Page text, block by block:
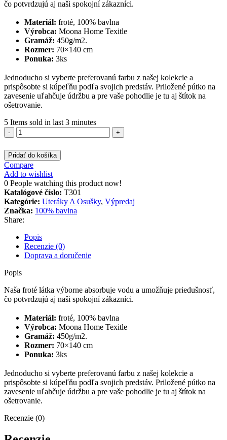
€26.90.€16.90.
čo potvrdzujú aj naši spokojní zákazníci.
Materiál: froté, 100% bavlna
Výrobca: Moona Home Texitle
Gramáž: 450g/m2.
Rozmer: 70×140 cm
Ponuka: 3ks
Jednoducho si vyberte preferovanú farbu z našej kolekcie a
prispôsobte si kúpeľňu podľa svojich predstáv. Priložené pútko na
zavesenie uľahčuje údržbu a pre vaše pohodlie je tu aj štítok na
ošetrovanie.
5 Items sold in last 3 minutes
množstvo
Froté
Osuška
3ks
Ponuka
70x140cm
T301
Pridať do košíka
Compare
Add to wishlist
0 People watching this product now!
Katalógové číslo: T301
Kategórie: Uteráky A Osušky, Výpredaj
Značka: 100% bavlna
Share:
Popis
Recenzie (0)
Doprava a doručenie
Popis
Naša froté látka výborne absorbuje vodu a umožňuje priedušnosť,
čo potvrdzujú aj naši spokojní zákazníci.
Materiál: froté, 100% bavlna
Výrobca: Moona Home Texitle
Gramáž: 450g/m2.
Rozmer: 70×140 cm
Ponuka: 3ks
Jednoducho si vyberte preferovanú farbu z našej kolekcie a
prispôsobte si kúpeľňu podľa svojich predstáv. Priložené pútko na
zavesenie uľahčuje údržbu a pre vaše pohodlie je tu aj štítok na
ošetrovanie.
Recenzie (0)